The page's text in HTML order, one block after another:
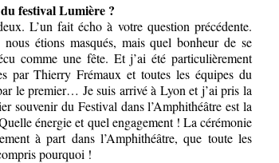
festival Lumière ?
L’un fait écho à votre question précédente.
étions masqués, mais quel bonheur de se
comme une fête. Et j’ai été particulièrement
par Thierry Frémaux et toutes les équipes du
le premier… Je suis arrivé à Lyon et j’ai pris la
souvenir du Festival dans l’Amphithéâtre est la
énergie et quel engagement ! La cérémonie
à part dans l’Amphithéâtre, que toute les
pourquoi !